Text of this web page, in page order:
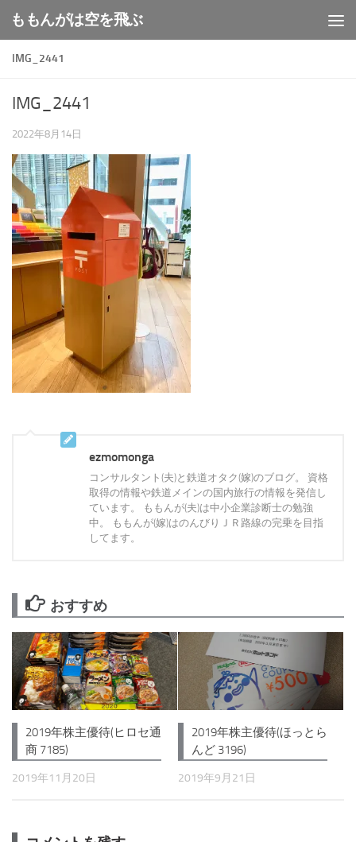
コンテンツへスキップ
ももんがは空を飛ぶ
IMG_2441
IMG_2441
2022年8月14日
ezmomonga
コンサルタント(夫)と鉄道オタク(嫁)のブログ。 資格
取得の情報や鉄道メインの国内旅行の情報を発信し
ています。 ももんが(夫)は中小企業診断士の勉強
中。 ももんが(嫁)はのんびりＪＲ路線の完乗を目指
してます。
おすすめ
2019年株主優待(ヒロセ通
商 7185)
2019年11月20日
2019年株主優待(ほっとら
んど 3196)
2019年9月21日